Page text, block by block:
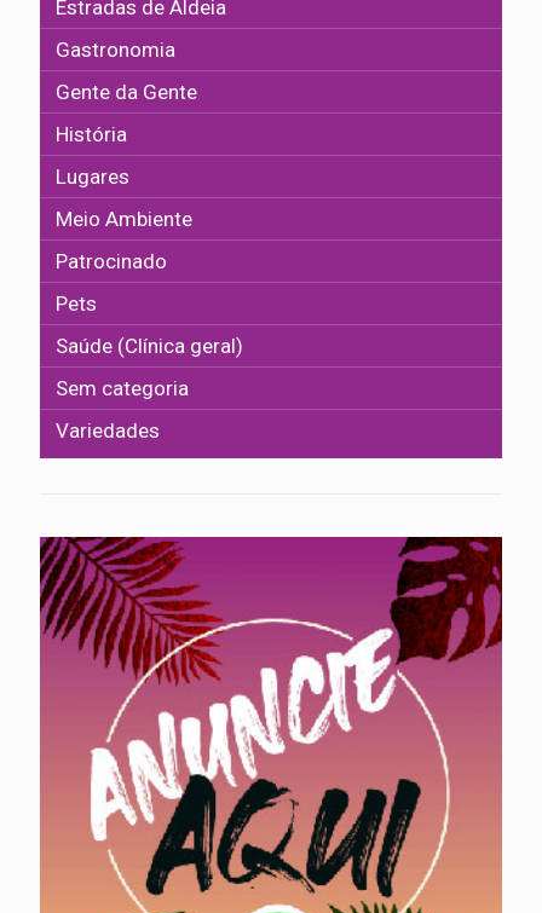
Estradas de Aldeia
Gastronomia
Gente da Gente
História
Lugares
Meio Ambiente
Patrocinado
Pets
Saúde (Clínica geral)
Sem categoria
Variedades